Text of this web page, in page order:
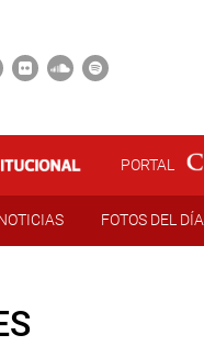
PORTAL
FOTOS DEL DÍA